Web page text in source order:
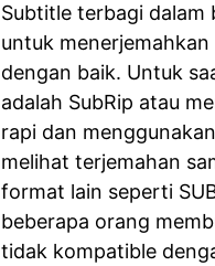
Subtitle terbagi dalam
untuk
dengan baik. Untuk
adalah SubRip atau
rapi dan
melihat terjemahan
format lain seperti
beberapa orang
tidak kompatible